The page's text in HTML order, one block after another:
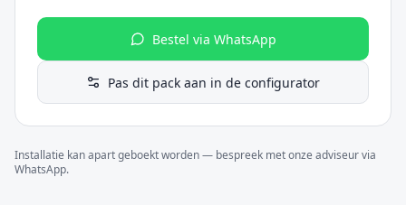
Bestel via WhatsApp
Pas dit pack aan in de configurator
Installatie kan apart geboekt worden — bespreek met onze adviseur via
WhatsApp.